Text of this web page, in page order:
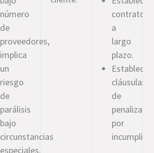
número
de
proveedores,
implica
un
riesgo
de
parálisis
bajo
circunstancias
especiales.
contratos
a
largo
plazo.
Establecer
cláusulas
de
por